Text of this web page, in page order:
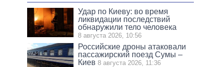
Удар по Киеву: во время
ликвидации последствий
обнаружили тело человека
8 августа 2026, 10:56
Российские дроны атаковали
пассажирский поезд Сумы –
Киев 8 августа 2026, 11:36